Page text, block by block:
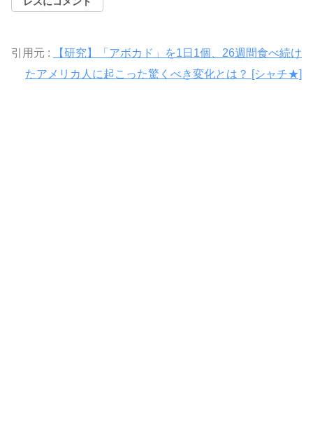
引用元 :
【研究】「アボカド」を1日1個、26週間食べ続け
たアメリカ人に起こった驚くべき変化とは？ [シャチ★]